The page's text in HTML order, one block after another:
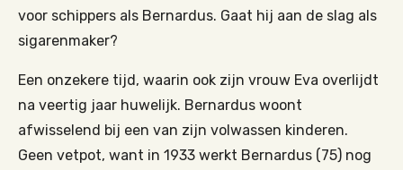
voor schippers als Bernardus. Gaat hij aan de slag als
sigarenmaker?
Een onzekere tijd, waarin ook zijn vrouw Eva overlijdt
na veertig jaar huwelijk. Bernardus woont
afwisselend bij een van zijn volwassen kinderen.
Geen vetpot, want in 1933 werkt Bernardus (75) nog